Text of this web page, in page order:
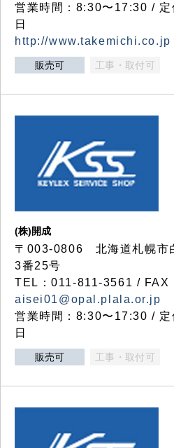
営業時間：8:30〜17:30 / 定
日
http://www.takemichi.co.jp
販売可 工事・取付可
(株)開成
〒003-0806 北海道札幌市
3番25号
TEL：011-811-3561 / FAX
aisei01@opal.plala.or.jp
営業時間：8:30〜17:30 / 定
日
販売可 工事・取付可